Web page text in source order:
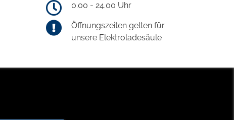
0.00 - 24.00 Uhr
Öffnungszeiten gelten für
unsere Elektroladesäule